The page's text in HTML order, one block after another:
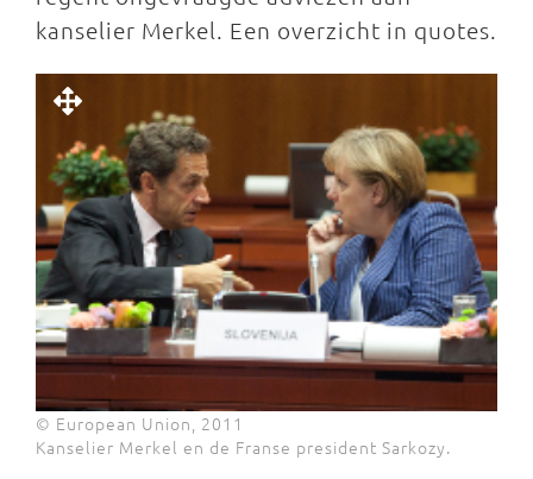
kanselier Merkel. Een overzicht in quotes.
© European Union, 2011
Kanselier Merkel en de Franse president Sarkozy.